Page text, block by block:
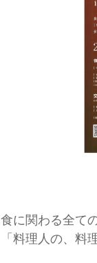
食に関わる全て
「料理人の、料